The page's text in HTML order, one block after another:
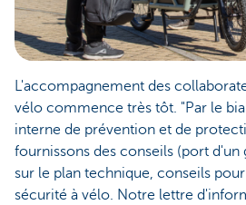
L'accompagnement des
vélo commence très tôt. "Par le
interne de prévention et de
fournissons des conseils (port
sur le plan technique, conseils
sécurité à vélo. Notre lettre